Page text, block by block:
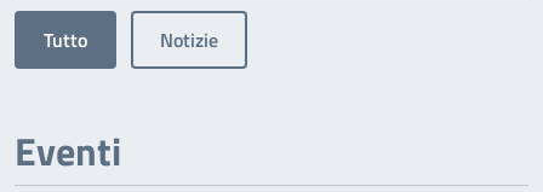
Tutto Notizie
Eventi